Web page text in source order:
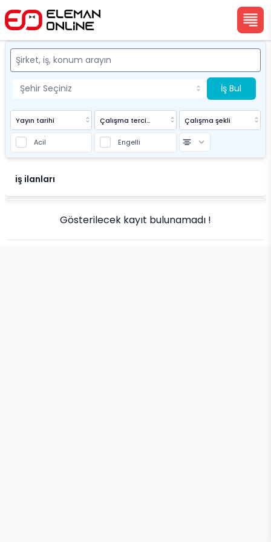
İş Bul
Yayın tarihi Çalışma tercihi Çalışma şekli
Acil Engelli
iş ilanları
Gösterilecek kayıt bulunamadı !